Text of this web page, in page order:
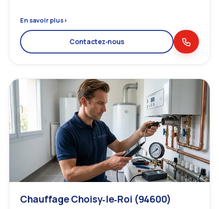
En savoir plus›
Contactez‑nous
Chauffage Choisy‑le‑Roi (94600)